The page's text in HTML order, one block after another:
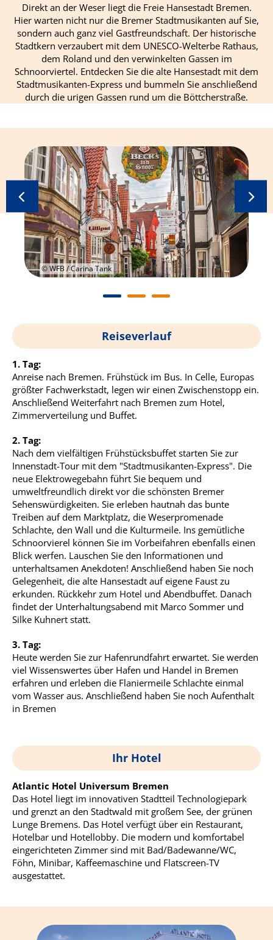
Direkt an der Weser liegt die Freie Hansestadt Bremen.
Hier warten nicht nur die Bremer Stadtmusikanten auf Sie,
sondern auch ganz viel Gastfreundschaft. Der historische
Stadtkern verzaubert mit dem UNESCO-Welterbe Rathaus,
dem Roland und den verwinkelten Gassen im
Schnoorviertel. Entdecken Sie die alte Hansestadt mit dem
Stadtmusikanten-Express und bummeln Sie anschließend
durch die urigen Gassen rund um die Böttcherstraße.
© WFB / Carina Tank
Reiseverlauf
1. Tag:
Anreise nach Bremen. Frühstück im Bus. In Celle, Europas
größter Fachwerkstadt, legen wir einen Zwischenstopp ein.
Anschließend Weiterfahrt nach Bremen zum Hotel,
Zimmerverteilung und Buffet.
2. Tag:
Nach dem vielfältigen Frühstücksbuffet starten Sie zur
Innenstadt-Tour mit dem "Stadtmusikanten-Express". Die
neue Elektrowegebahn führt Sie bequem und
umweltfreundlich direkt vor die schönsten Bremer
Sehenswürdigkeiten. Sie erleben hautnah das bunte
Treiben auf dem Marktplatz, die Weserpromenade
Schlachte, den Wall und die Kulturmeile. Ins gemütliche
Schnoorvierel können Sie im Vorbeifahren ebenfalls einen
Blick werfen. Lauschen Sie den Informationen und
unterhaltsamen Anekdoten! Anschließend haben Sie noch
Gelegenheit, die alte Hansestadt auf eigene Faust zu
erkunden. Rückkehr zum Hotel und Abendbuffet. Danach
findet der Unterhaltungsabend mit Marco Sommer und
Silke Kuhnert statt.
3. Tag:
Heute werden Sie zur Hafenrundfahrt erwartet. Sie werden
viel Wissenswertes über Hafen und Handel in Bremen
erfahren und erleben die Flaniermeile Schlachte einmal
vom Wasser aus. Anschließend haben Sie noch Aufenthalt
in Bremen
Ihr Hotel
Atlantic Hotel Universum Bremen
Das Hotel liegt im innovativen Stadtteil Technologiepark
und grenzt an den Stadtwald mit großem See, der grünen
Lunge Bremens. Das Hotel verfügt über ein Restaurant,
Hotelbar und Hotellobby. Die modern und komfortabel
eingerichteten Zimmer sind mit Bad/Badewanne/WC,
Föhn, Minibar, Kaffeemaschine und Flatscreen-TV
ausgestattet.